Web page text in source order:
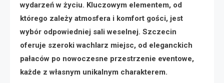
wydarzeń w życiu. Kluczowym elementem, od
którego zależy atmosfera i komfort gości, jest
wybór odpowiedniej sali weselnej. Szczecin
oferuje szeroki wachlarz miejsc, od eleganckich
pałaców po nowoczesne przestrzenie eventowe,
każde z własnym unikalnym charakterem.